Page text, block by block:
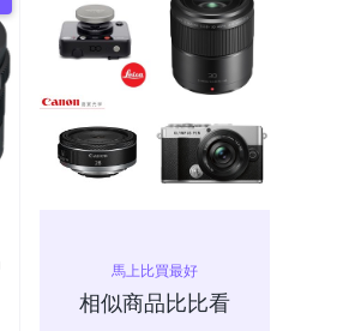
馬上比買最好
相似商品比比看